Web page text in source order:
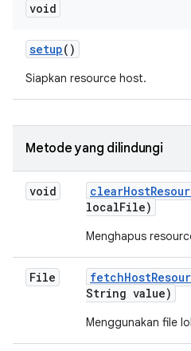
void
setup()
Siapkan resource host.
Metode yang dilindungi
void clearHost
localFile)
Menghapus
File fetchHost
String value)
Menggunakan file